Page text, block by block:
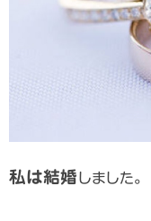
私は結婚しました。